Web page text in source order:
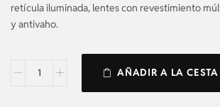
retícula iluminada, lentes con revestimiento
y antivaho.
AÑADIR A LA CESTA